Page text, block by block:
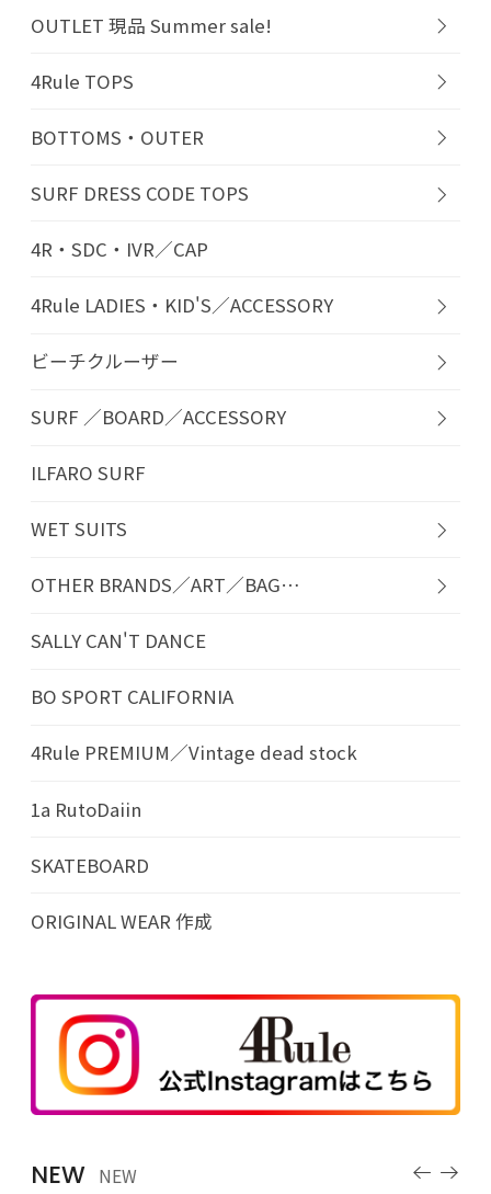
OUTLET 現品 Summer sale!
4Rule TOPS
BOTTOMS・OUTER
SURF DRESS CODE TOPS
4R・SDC・IVR／CAP
4Rule LADIES・KID'S／ACCESSORY
ビーチクルーザー
SURF ／BOARD／ACCESSORY
ILFARO SURF
WET SUITS
OTHER BRANDS／ART／BAG…
SALLY CAN'T DANCE
BO SPORT CALIFORNIA
4Rule PREMIUM／Vintage dead stock
1a RutoDaiin
SKATEBOARD
ORIGINAL WEAR 作成
NEW NEW